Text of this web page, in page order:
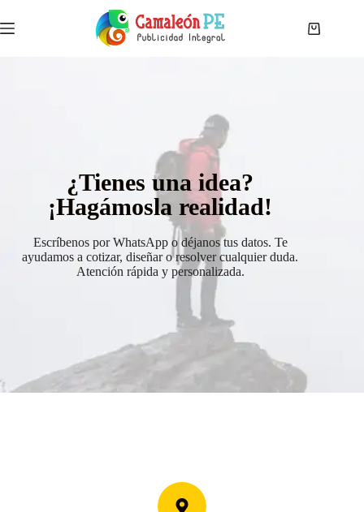
¿Tienes una idea?
¡Hagámosla realidad!
Escríbenos por WhatsApp o déjanos tus datos. Te
ayudamos a cotizar, diseñar o resolver cualquier duda.
Atención rápida y personalizada.